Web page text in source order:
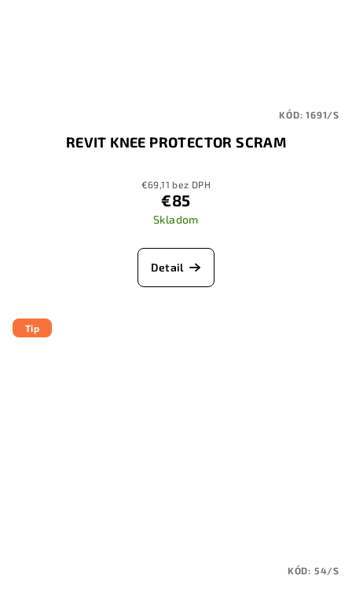
REVIT KNEE PROTECTOR SCRAM
€69,11 bez DPH
€85
Skladom
Detail
KÓD:1691/S
Tip
KÓD: 54/S